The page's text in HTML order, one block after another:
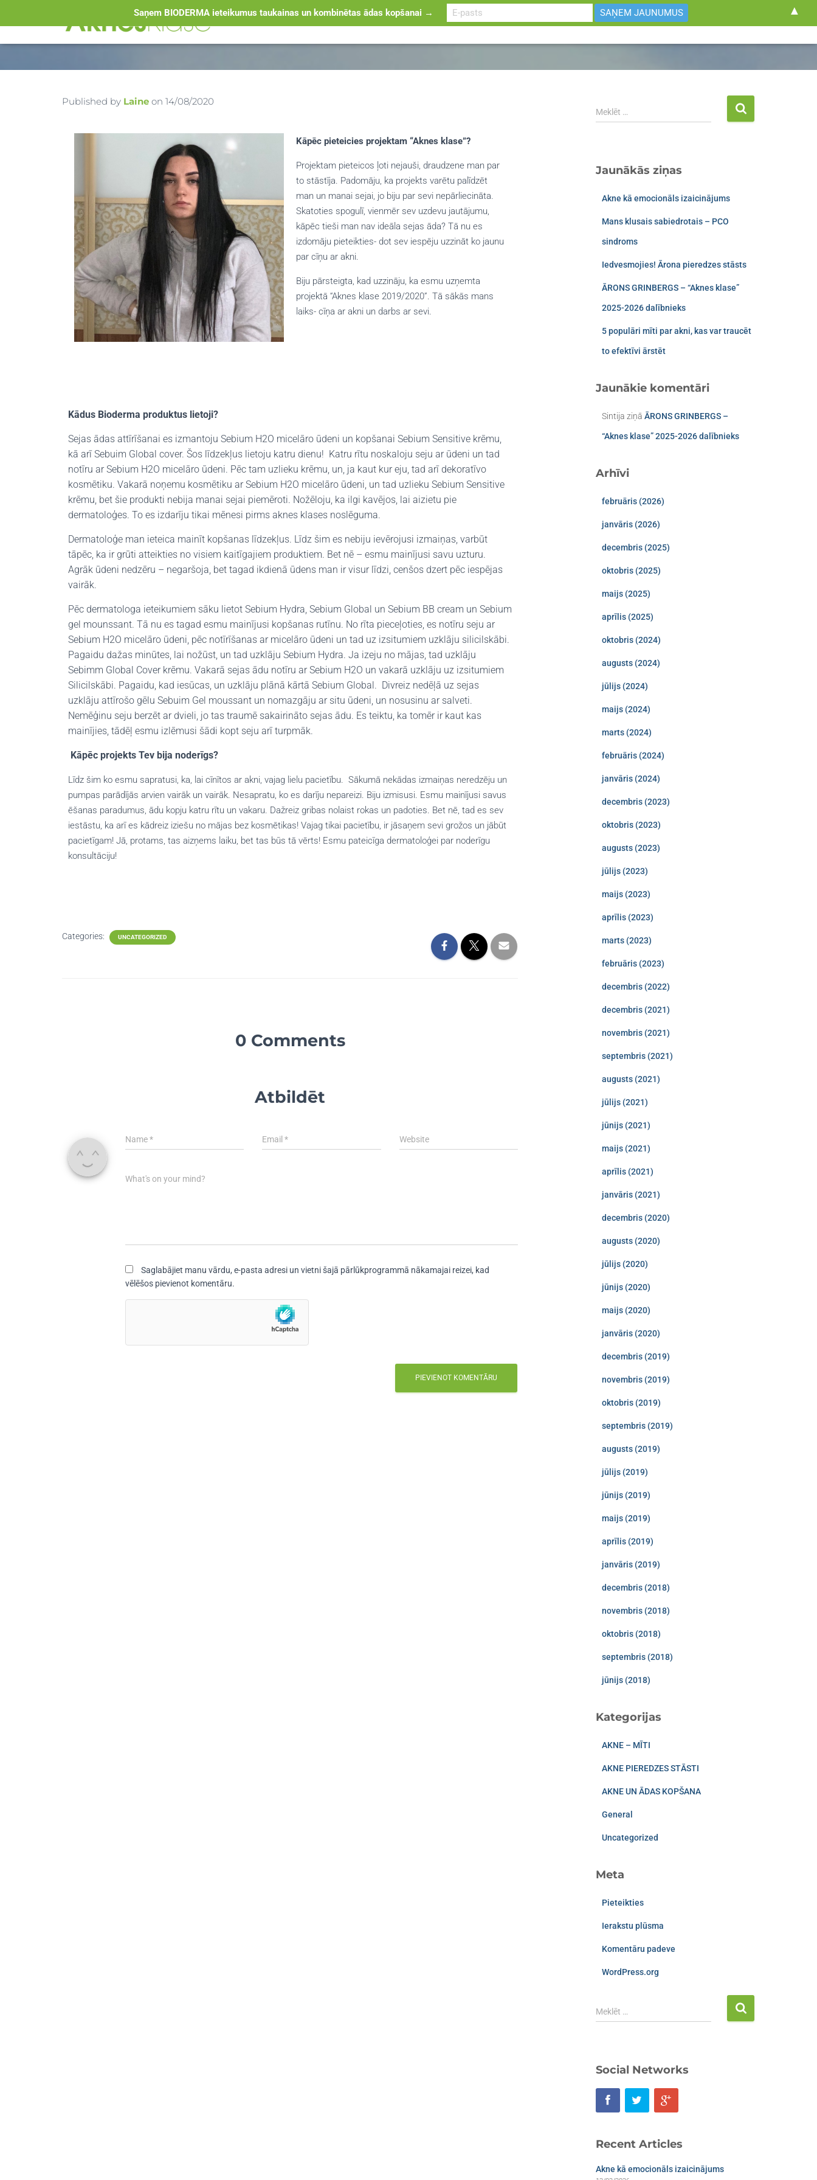
ĀDAS KOPŠANA ATRAST ĀRSTU PATIESĪBA VAI MĪTS BLOGS
Published by Laine on 14/08/2020
Kāpēc pieteicies projektam “Aknes klase”?
Projektam pieteicos ļoti nejauši, draudzene man par
to stāstīja. Padomāju, ka projekts varētu palīdzēt
man un manai sejai, jo biju par sevi nepārliecināta.
Skatoties spogulī, vienmēr sev uzdevu jautājumu,
kāpēc tieši man nav ideāla sejas āda? Tā nu es
izdomāju pieteikties- dot sev iespēju uzzināt ko jaunu
par cīņu ar akni.
Biju pārsteigta, kad uzzināju, ka esmu uzņemta
projektā “Aknes klase 2019/2020”. Tā sākās mans
laiks- cīņa ar akni un darbs ar sevi.
Kādus Bioderma produktus lietoji?
Sejas ādas attīrīšanai es izmantoju Sebium H2O micelāro ūdeni un kopšanai Sebium Sensitive krēmu,
kā arī Sebuim Global cover. Šos līdzekļus lietoju katru dienu! Katru rītu noskaloju seju ar ūdeni un tad
notīru ar Sebium H2O micelāro ūdeni. Pēc tam uzlieku krēmu, un, ja kaut kur eju, tad arī dekoratīvo
kosmētiku. Vakarā noņemu kosmētiku ar Sebium H2O micelāro ūdeni, un tad uzlieku Sebium Sensitive
krēmu, bet šie produkti nebija manai sejai piemēroti. Nožēloju, ka ilgi kavējos, lai aizietu pie
dermatoloģes. To es izdarīju tikai mēnesi pirms aknes klases noslēguma.
Dermatoloģe man ieteica mainīt kopšanas līdzekļus. Līdz šim es nebiju ievērojusi izmaiņas, varbūt
tāpēc, ka ir grūti atteikties no visiem kaitīgajiem produktiem. Bet nē – esmu mainījusi savu uzturu.
Agrāk ūdeni nedzēru – negaršoja, bet tagad ikdienā ūdens man ir visur līdzi, cenšos dzert pēc iespējas
vairāk.
Pēc dermatologa ieteikumiem sāku lietot Sebium Hydra, Sebium Global un Sebium BB cream un Sebium
gel mounssant. Tā nu es tagad esmu mainījusi kopšanas rutīnu. No rīta pieceļoties, es notīru seju ar
Sebium H2O micelāro ūdeni, pēc notīrīšanas ar micelāro ūdeni un tad uz izsitumiem uzklāju silicilskābi.
Pagaidu dažas minūtes, lai nožūst, un tad uzklāju Sebium Hydra. Ja izeju no mājas, tad uzklāju
Sebimm Global Cover krēmu. Vakarā sejas ādu notīru ar Sebium H2O un vakarā uzklāju uz izsitumiem
Silicilskābi. Pagaidu, kad iesūcas, un uzklāju plānā kārtā Sebium Global. Divreiz nedēļā uz sejas
uzklāju attīrošo gēlu Sebuim Gel moussant un nomazgāju ar situ ūdeni, un nosusinu ar salveti.
Nemēģinu seju berzēt ar dvieli, jo tas traumē sakairināto sejas ādu. Es teiktu, ka tomēr ir kaut kas
mainījies, tādēļ esmu izlēmusi šādi kopt seju arī turpmāk.
Kāpēc projekts Tev bija noderīgs?
Līdz šim ko esmu sapratusi, ka, lai cīnītos ar akni, vajag lielu pacietību. Sākumā nekādas izmaiņas neredzēju un
pumpas parādījās arvien vairāk un vairāk. Nesapratu, ko es darīju nepareizi. Biju izmisusi. Esmu mainījusi savus
ēšanas paradumus, ādu kopju katru rītu un vakaru. Dažreiz gribas nolaist rokas un padoties. Bet nē, tad es sev
iestāstu, ka arī es kādreiz iziešu no mājas bez kosmētikas! Vajag tikai pacietību, ir jāsaņem sevi grožos un jābūt
pacietīgam! Jā, protams, tas aizņems laiku, bet tas būs tā vērts! Esmu pateicīga dermatoloģei par noderīgu
konsultāciju!
Categories: UNCATEGORIZED
0 Comments
Atbildēt
Name* Email* Website
What's on your mind?
Saglabājiet manu vārdu, e-pasta adresi un vietni šajā pārlūkprogrammā nākamajai reizei, kad
vēlēšos pievienot komentāru.
Meklēt …
Jaunākās ziņas
Akne kā emocionāls izaicinājums
Mans klusais sabiedrotais – PCO
sindroms​
Iedvesmojies! Ārona pieredzes stāsts
ĀRONS GRINBERGS – “Aknes klase”
2025-2026 dalībnieks
5 populāri mīti par akni, kas var traucēt
to efektīvi ārstēt
Jaunākie komentāri
Sintija ziņā ĀRONS GRINBERGS –
“Aknes klase” 2025-2026 dalībnieks
Arhīvi
februāris (2026)
janvāris (2026)
decembris (2025)
oktobris (2025)
maijs (2025)
aprīlis (2025)
oktobris (2024)
augusts (2024)
jūlijs (2024)
maijs (2024)
marts (2024)
februāris (2024)
janvāris (2024)
decembris (2023)
oktobris (2023)
augusts (2023)
jūlijs (2023)
maijs (2023)
aprīlis (2023)
marts (2023)
februāris (2023)
decembris (2022)
decembris (2021)
novembris (2021)
septembris (2021)
augusts (2021)
jūlijs (2021)
jūnijs (2021)
maijs (2021)
aprīlis (2021)
janvāris (2021)
decembris (2020)
augusts (2020)
jūlijs (2020)
jūnijs (2020)
maijs (2020)
janvāris (2020)
decembris (2019)
novembris (2019)
oktobris (2019)
septembris (2019)
augusts (2019)
jūlijs (2019)
jūnijs (2019)
maijs (2019)
aprīlis (2019)
janvāris (2019)
decembris (2018)
novembris (2018)
oktobris (2018)
septembris (2018)
jūnijs (2018)
Kategorijas
AKNE – MĪTI
AKNE PIEREDZES STĀSTI
AKNE UN ĀDAS KOPŠANA
General
Uncategorized
Meta
Pieteikties
Ierakstu plūsma
Komentāru padeve
WordPress.org
Meklēt …
Social Networks
Recent Articles
Akne kā emocionāls izaicinājums
Saņem BIODERMA ieteikumus taukainas un kombinētas ādas kopšanai → ▲